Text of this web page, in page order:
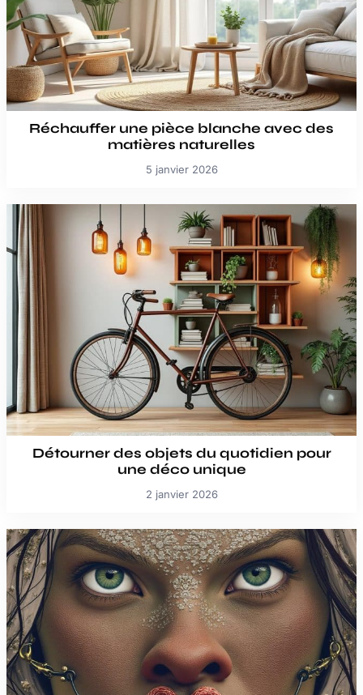
Réchauffer une pièce blanche avec des
matières naturelles
5 janvier 2026
Détourner des objets du quotidien pour
une déco unique
2 janvier 2026